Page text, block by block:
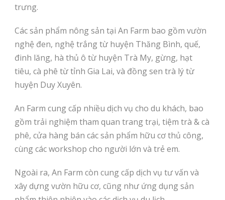
trưng.
Các sản phẩm nông sản tại An Farm bao gồm vườn
nghệ đen, nghệ trắng từ huyện Thăng Bình, quế,
đinh lăng, hà thủ ô từ huyện Trà My, gừng, hạt
tiêu, cà phê từ tỉnh Gia Lai, và đồng sen trà lý từ
huyện Duy Xuyên.
An Farm cung cấp nhiều dịch vụ cho du khách, bao
gồm trải nghiệm tham quan trang trại, tiệm trà & cà
phê, cửa hàng bán các sản phẩm hữu cơ thủ công,
cùng các workshop cho người lớn và trẻ em.
Ngoài ra, An Farm còn cung cấp dịch vụ tư vấn và
xây dựng vườn hữu cơ, cũng như ứng dụng sản